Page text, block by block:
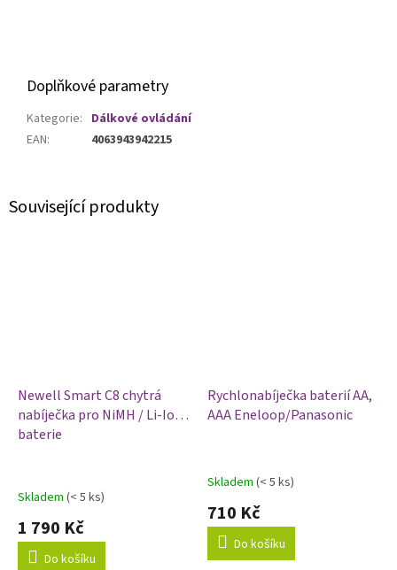
Související produkty
Newell Smart C8 chytrá
nabíječka pro NiMH / Li-Ion
baterie
Skladem (< 5 ks)
1 790 Kč
Do košíku
Rychlonabíječka baterií AA,
AAA Eneloop/Panasonic
Průměrné
hodnocení
produktu
5,0
Skladem (< 5 ks)
710 Kč
Do košíku
Doplňkové parametry
Kategorie: Dálkové ovládání
EAN: 4063943942215